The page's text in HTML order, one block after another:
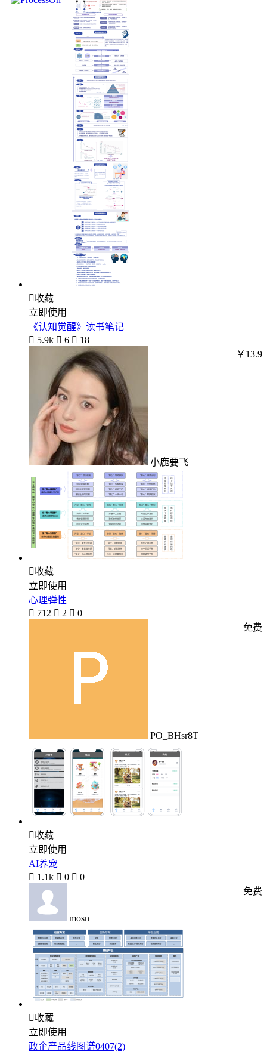
收藏
立即使用
《认知觉醒》读书笔记
 5.9k  6  18
小鹿要飞
￥13.9
收藏
立即使用
心理弹性
 712  2  0
PO_BHsr8T
免费
收藏
立即使用
AI养宠
 1.1k  0  0
mosn
免费
收藏
立即使用
政企产品线图谱0407(2)